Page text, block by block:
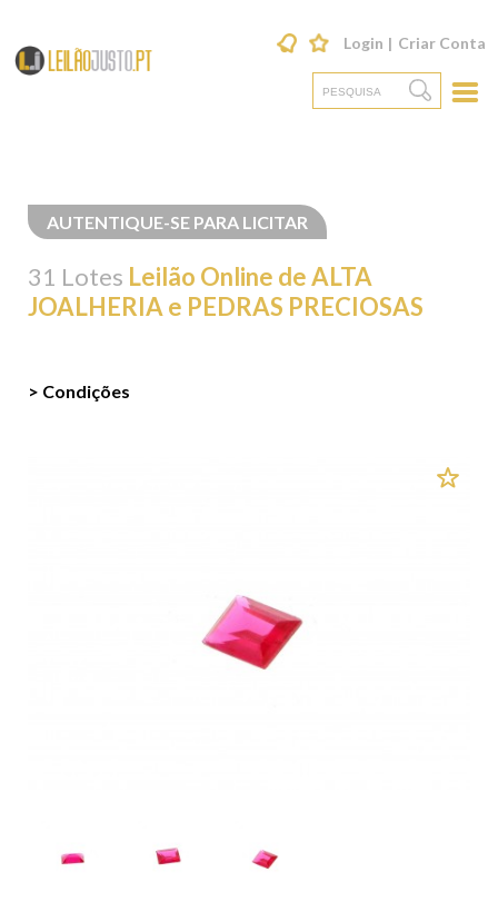
Login Criar Conta
AUTENTIQUE-SE PARA LICITAR
31 Lotes Leilão Online de ALTA
JOALHERIA e PEDRAS PRECIOSAS
> Condições